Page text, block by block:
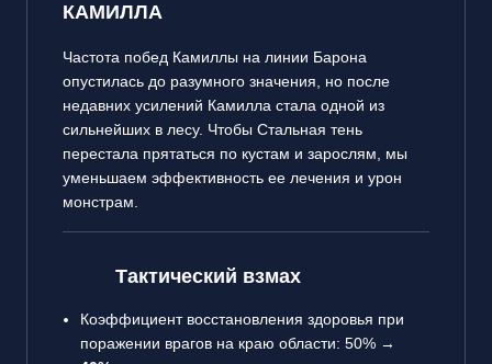
КАМИЛЛА
Частота побед Камиллы на линии Барона
опустилась до разумного значения, но после
недавних усилений Камилла стала одной из
сильнейших в лесу. Чтобы Стальная тень
перестала прятаться по кустам и зарослям, мы
уменьшаем эффективность ее лечения и урон
монстрам.
Тактический взмах
Коэффициент восстановления здоровья при
поражении врагов на краю области: 50% →